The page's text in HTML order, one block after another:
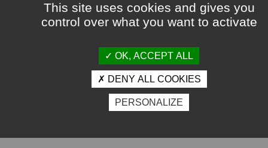
Crédits et mentions légales
Espace presse
Photothèque
This site uses cookies and gives you
control over what you want to activate
OK, ACCEPT ALL
DENY ALL COOKIES
PERSONALIZE